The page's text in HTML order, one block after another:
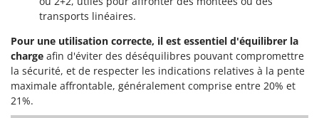
Yard Force
Z
Zanon
Zephir
transports linéaires.
Pour une utilisation correcte, il est essentiel d'équilibrer la
charge afin d'éviter des déséquilibres pouvant compromettre
la sécurité, et de respecter les indications relatives à la pente
maximale affrontable, généralement comprise entre 20% et
21%.